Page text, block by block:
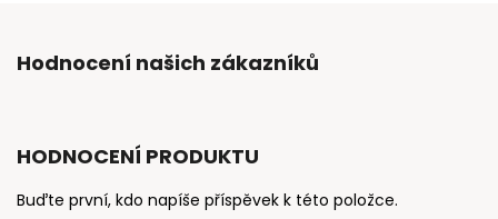
Hodnocení našich zákazníků
HODNOCENÍ PRODUKTU
Buďte první, kdo napíše příspěvek k této položce.